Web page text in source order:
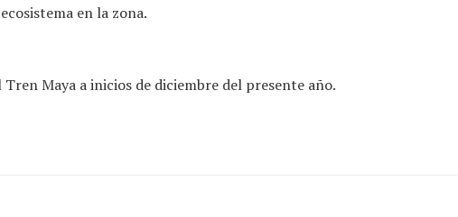
en la zona.
Maya a inicios de diciembre del presente año.